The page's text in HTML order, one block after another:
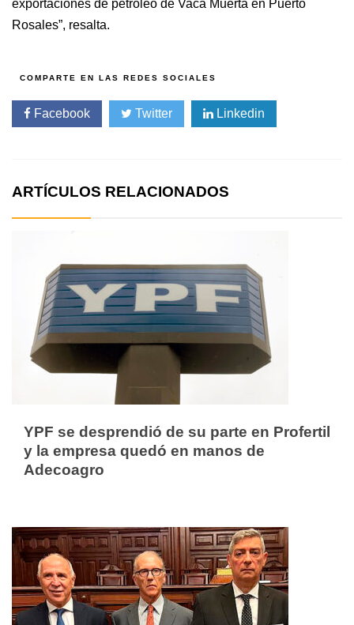
exportaciones de petróleo de Vaca Muerta en Puerto
Rosales”, resalta.
Facebook Twitter Linkedin
ARTÍCULOS RELACIONADOS
YPF se desprendió de su parte en Profertil
y la empresa quedó en manos de
Adecoagro